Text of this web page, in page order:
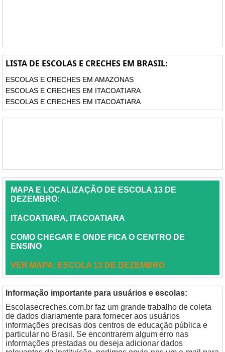
LISTA DE ESCOLAS E CRECHES EM BRASIL:
ESCOLAS E CRECHES EM AMAZONAS
ESCOLAS E CRECHES EM ITACOATIARA
ESCOLAS E CRECHES EM ITACOATIARA
MAPA E LOCALIZAÇÃO DE ESCOLA 13 DE
DEZEMBRO:
ITACOATIARA, ITACOATIARA
COMO CHEGAR E ONDE FICA O CENTRO DE
ENSINO
VER MAPA: ESCOLA 13 DE DEZEMBRO
Informação importante para usuários e escolas:
Escolasecreches.com.br faz um grande trabalho de coleta
de dados diariamente para fornecer aos usuários
informações precisas dos centros de educação pública e
particular no Brasil. Se encontrarem algum erro nas
informações prestadas ou deseja adicionar dados